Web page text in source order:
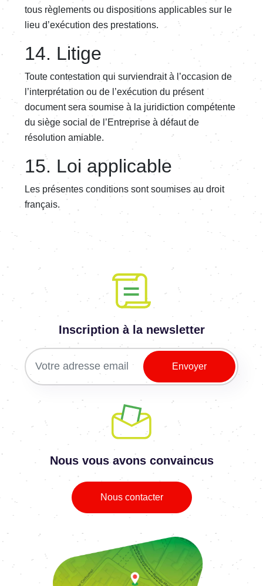
tous règlements ou dispositions applicables sur le
lieu d’exécution des prestations.
14. Litige
Toute contestation qui surviendrait à l’occasion de
l’interprétation ou de l’exécution du présent
document sera soumise à la juridiction compétente
du siège social de l’Entreprise à défaut de
résolution amiable.
15. Loi applicable
Les présentes conditions sont soumises au droit
français.
Inscription à la newsletter
Nous vous avons convaincus
Nous contacter